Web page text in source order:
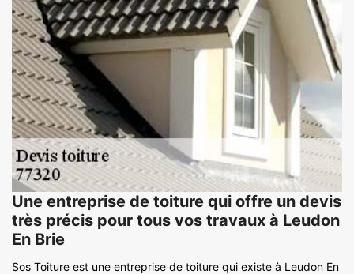
Une entreprise de toiture qui offre un devis
très précis pour tous vos travaux à Leudon
En Brie
Sos Toiture est une entreprise de toiture qui existe à Leudon En